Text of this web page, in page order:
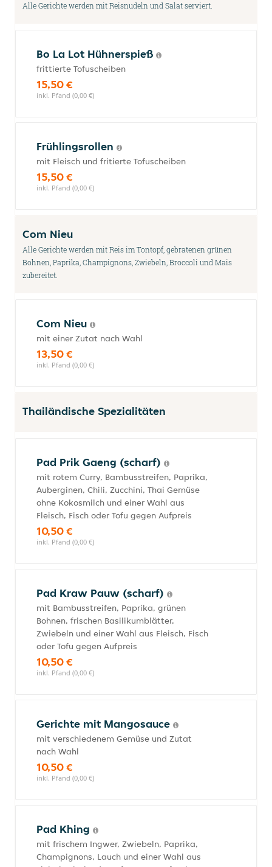
Alle Gerichte werden mit Reisnudeln und Salat serviert.
Bo La Lot Hühnerspieß
frittierte Tofuscheiben
15,50 €
inkl. Pfand (0,00 €)
Frühlingsrollen
mit Fleisch und fritierte Tofuscheiben
15,50 €
inkl. Pfand (0,00 €)
Com Nieu
Alle Gerichte werden mit Reis im Tontopf, gebratenen grünen
Bohnen, Paprika, Champignons, Zwiebeln, Broccoli und Mais
zubereitet.
Com Nieu
mit einer Zutat nach Wahl
13,50 €
inkl. Pfand (0,00 €)
Thailändische Spezialitäten
Pad Prik Gaeng (scharf)
mit rotem Curry, Bambusstreifen, Paprika,
Auberginen, Chili, Zucchini, Thai Gemüse
ohne Kokosmilch und einer Wahl aus
Fleisch, Fisch oder Tofu gegen Aufpreis
10,50 €
inkl. Pfand (0,00 €)
Pad Kraw Pauw (scharf)
mit Bambusstreifen, Paprika, grünen
Bohnen, frischen Basilikumblätter,
Zwiebeln und einer Wahl aus Fleisch, Fisch
oder Tofu gegen Aufpreis
10,50 €
inkl. Pfand (0,00 €)
Gerichte mit Mangosauce
mit verschiedenem Gemüse und Zutat
nach Wahl
10,50 €
inkl. Pfand (0,00 €)
Pad Khing
mit frischem Ingwer, Zwiebeln, Paprika,
Champignons, Lauch und einer Wahl aus